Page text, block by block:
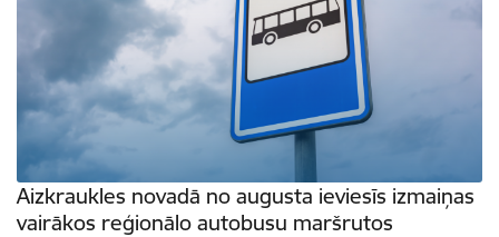
Aizkraukles novadā no augusta ieviesīs izmaiņas
vairākos reģionālo autobusu maršrutos